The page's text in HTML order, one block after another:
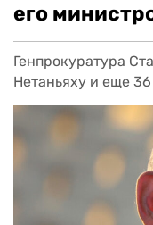
его
Генпрокуратура
Нетаньяху и еще 36